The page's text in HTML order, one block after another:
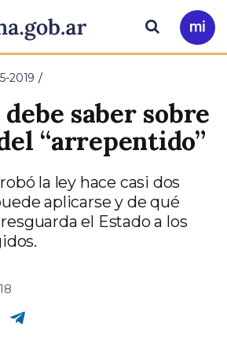
principal
Ir
a
Buscar
2019
saber sobre
“arrepentido”
la ley hace casi dos
aplicarse y de qué
el Estado a los